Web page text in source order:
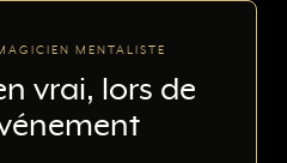
MENTALISTE
vrai, lors de